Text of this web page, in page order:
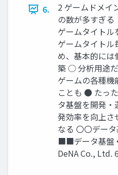
6.
2 ゲームドメイ
の数が多すぎ
ゲームタイト
ゲームタイトル
め、基本的に
築 ○ 分析用途
ゲームの各種機
ことも ● たっ
タ基盤を開発
発効率を向上さ
なる 〇〇デー
■■データ基
DeNA Co., Ltd.